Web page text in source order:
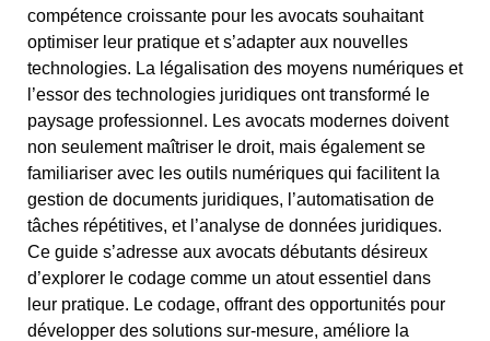
compétence croissante pour les avocats souhaitant
optimiser leur pratique et s’adapter aux nouvelles
technologies. La légalisation des moyens numériques et
l’essor des technologies juridiques ont transformé le
paysage professionnel. Les avocats modernes doivent
non seulement maîtriser le droit, mais également se
familiariser avec les outils numériques qui facilitent la
gestion de documents juridiques, l’automatisation de
tâches répétitives, et l’analyse de données juridiques.
Ce guide s’adresse aux avocats débutants désireux
d’explorer le codage comme un atout essentiel dans
leur pratique. Le codage, offrant des opportunités pour
développer des solutions sur-mesure, améliore la